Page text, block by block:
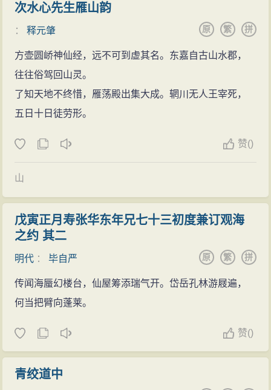
次水心先生雁山韵
：释元肇 拼
繁
原
方壶圆峤神仙经，远不可到虚其名。东嘉自古山水郡，
往往俗驾回山灵。
了知天地不终惜，雁荡殿出集大成。辋川无人王宰死，
五日十日徒劳形。
赞()
山
戊寅正月寿张华东年兄七十三初度兼订观海
之约 其二
明代 ：毕自严 拼
繁
原
传闻海蜃幻楼台，仙屋筹添瑞气开。岱岳孔林游屐遍，
何当把臂向蓬莱。
赞()
青绞道中